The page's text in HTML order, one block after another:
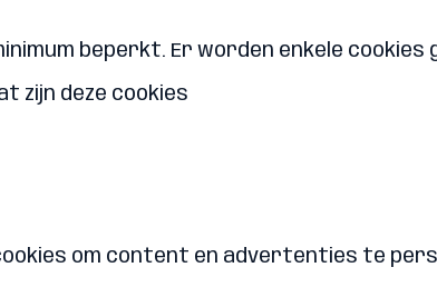
beperkt. Er worden enkele
zijn deze cookies
om content en advertenties te